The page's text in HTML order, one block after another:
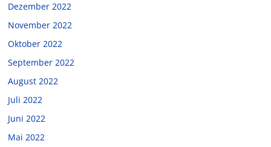
Dezember 2022
November 2022
Oktober 2022
September 2022
August 2022
Juli 2022
Juni 2022
Mai 2022